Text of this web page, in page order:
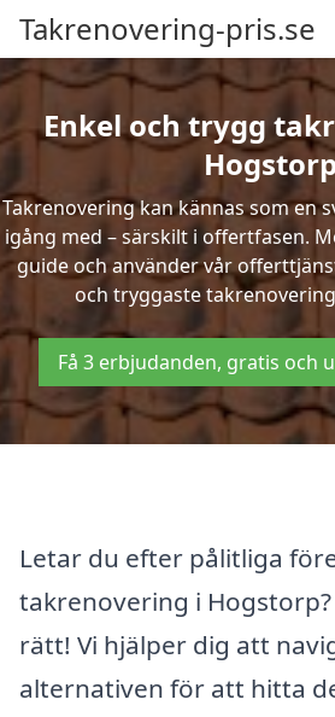
Takrenovering-pris.se
Enkel och trygg
Takrenovering kan kännas som en
igång med – särskilt i offertfasen.
guide och använder vår
och tryggaste
Få 3 erbjudanden, gratis och
Letar du efter pålitliga
takrenovering i
rätt! Vi hjälper dig att
alternativen för att hitta